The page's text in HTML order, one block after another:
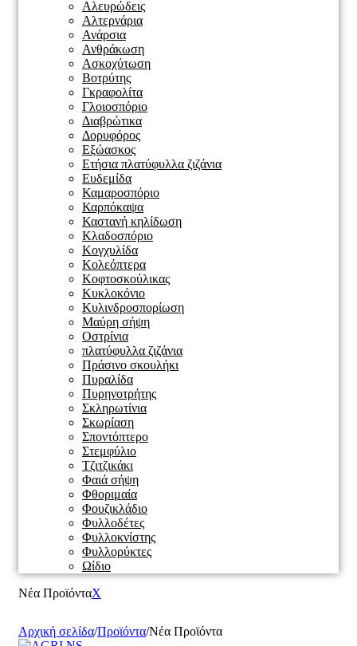
Αλευρώδεις
Αλτερνάρια
Ανάρσια
Ανθράκωση
Ασκοχύτωση
Βοτρύτης
Γκραφολίτα
Γλοιοσπόριο
Διαβρώτικα
Δορυφόρος
Εξώασκος
Ετήσια πλατύφυλλα ζιζάνια
Ευδεμίδα
Καμαροσπόριο
Καρπόκαψα
Καστανή κηλίδωση
Κλαδοσπόριο
Κογχυλίδα
Κολεόπτερα
Κοφτοσκούλικας
Κυκλοκόνιο
Κυλινδροσπορίωση
Μαύρη σήψη
Οστρίνια
πλατύφυλλα ζιζάνια
Πράσινο σκουλήκι
Πυραλίδα
Πυρηνοτρήτης
Σκληρωτίνια
Σκωρίαση
Σποντόπτερο
Στεμφύλιο
Τζιτζικάκι
Φαιά σήψη
Φθοριμαία
Φουζικλάδιο
Φυλλοδέτες
Φυλλοκνίστης
Φυλλορύκτες
Ωίδιο
Νέα ΠροϊόνταX
Αρχική σελίδα/Προϊόντα/Νέα Προϊόντα